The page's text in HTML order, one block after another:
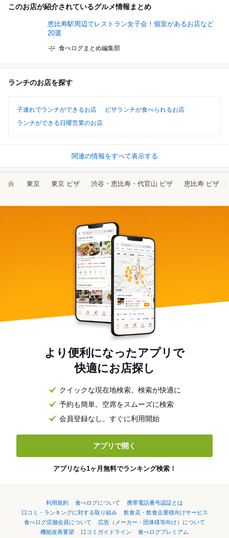
このお店が紹介されているグルメ情報まとめ
恵比寿駅周辺でレストラン女子会！個室があるお店など
20選
食べログまとめ編集部
ランチのお店を探す
子連れでランチができるお店
ピザランチが食べられるお店
ランチができる日曜営業のお店
関連の情報をすべて表示する
東京 東京 ピザ 渋谷・恵比寿・代官山 ピザ 恵比寿 ピザ
より便利になったアプリで
快適にお店探し
クイックな現在地検索。検索が快適に
予約も簡単。空席をスムーズに検索
会員登録なし。すぐに利用開始
アプリで開く
アプリなら1ヶ月無料でランキング検索！
利用規約 食べログについて
携帯電話番号認証とは
口コミ・ランキングに対する取り組み
飲食店・飲食企業様向けサービス
食べログ店舗会員について
広告（メーカー・団体様等向け）について
機能改善要望
口コミガイドライン 食べログプレミアム